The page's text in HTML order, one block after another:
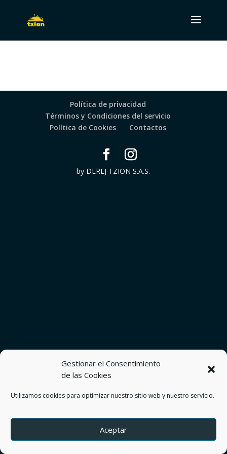
Gestionar el Consentimiento
de las Cookies
Utilizamos cookies para optimizar nuestro sitio web y nuestro servicio.
Aceptar
Política de privacidad
Términos y Condiciones del servicio
Política de Cookies
Contactos
by DEREJ TZION S.A.S.